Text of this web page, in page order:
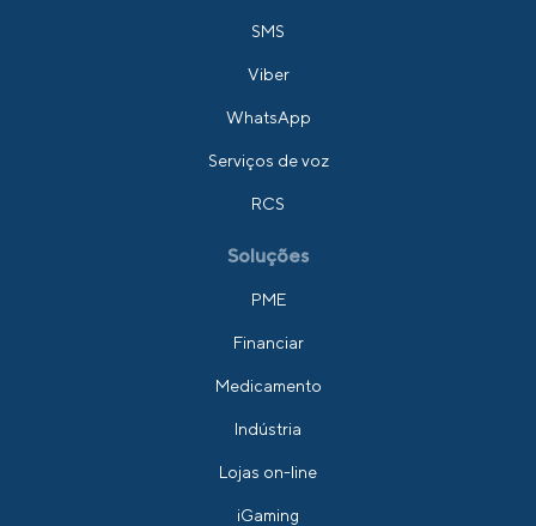
SMS
Viber
WhatsApp
Serviços de voz
RCS
Soluções
PME
Financiar
Medicamento
Indústria
Lojas on-line
iGaming